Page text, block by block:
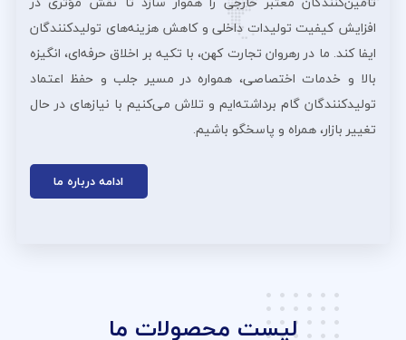
افزایش کیفیت تولیدات داخلی و کاهش هزینه‌های تولیدکنندگان
ایفا کند. ما در رهروان تجارت کهن، با تکیه بر اخلاق حرفه‌ای، انگیزه
بالا و خدمات اختصاصی، همواره در مسیر جلب و حفظ اعتماد
تولیدکنندگان گام برداشته‌ایم و تلاش می‌کنیم با نیازهای در حال
تغییر بازار، همراه و پاسخگو باشیم.
ادامه درباره ما
لیست محصولات ما